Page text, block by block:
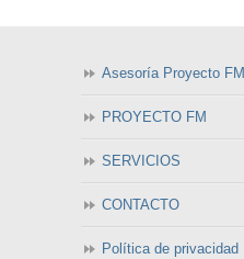
Asesoría Proyecto FM
PROYECTO FM
SERVICIOS
CONTACTO
Política de privacidad